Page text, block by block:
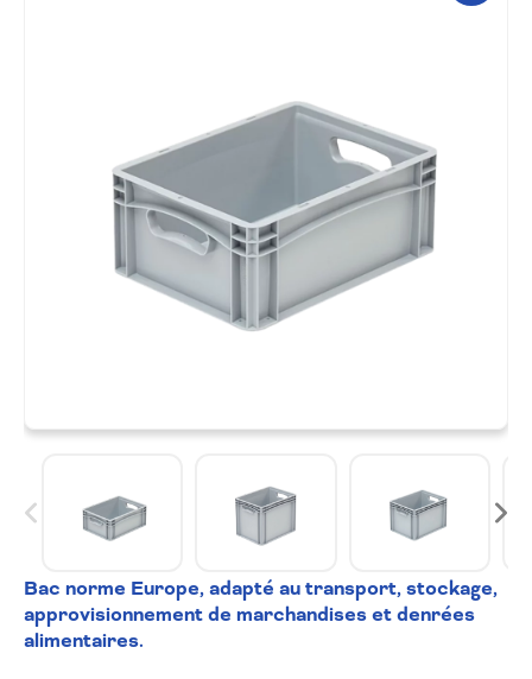
Bac norme Europe, adapté au transport,stockage,
approvisionnement de marchandiseset denrées
alimentaires.